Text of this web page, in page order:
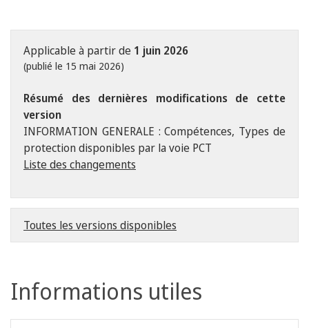
Applicable à partir de 1 juin 2026
(publié le 15 mai 2026)
Résumé des dernières modifications de cette
version
INFORMATION GENERALE : Compétences, Types de
protection disponibles par la voie PCT
Liste des changements
Toutes les versions disponibles
Informations utiles